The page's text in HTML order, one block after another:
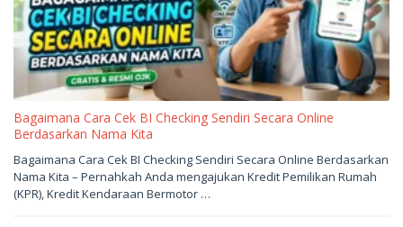
Bagaimana Cara Cek BI Checking Sendiri Secara Online
Berdasarkan Nama Kita
Mei
29,
2026
oleh
sukantengah
Bagaimana Cara Cek BI Checking Sendiri Secara Online Berdasarkan
Nama Kita – Pernahkah Anda mengajukan Kredit Pemilikan Rumah
(KPR), Kredit Kendaraan Bermotor …